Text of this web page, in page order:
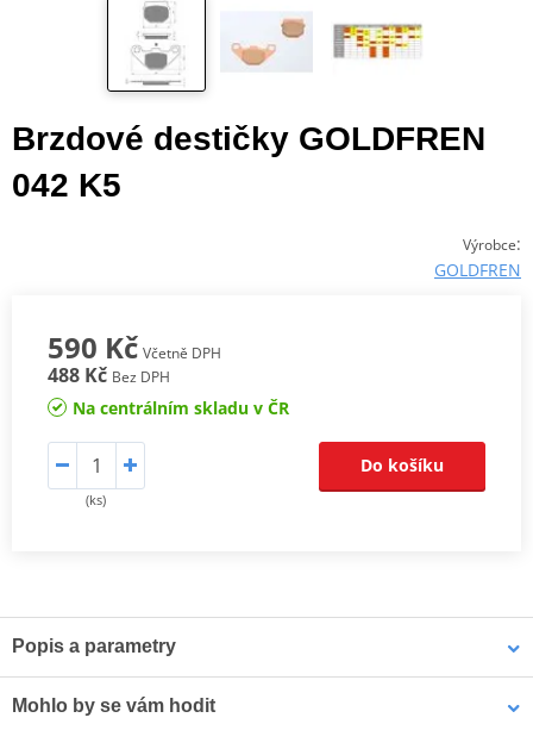
Brzdové destičky GOLDFREN
042 K5
Výrobce:
GOLDFREN
590 Kč Včetně DPH
488 Kč Bez DPH
Na centrálním skladu v ČR
(ks)
Do košíku
Popis a parametry
a ATV.
Mohlo by se vám hodit